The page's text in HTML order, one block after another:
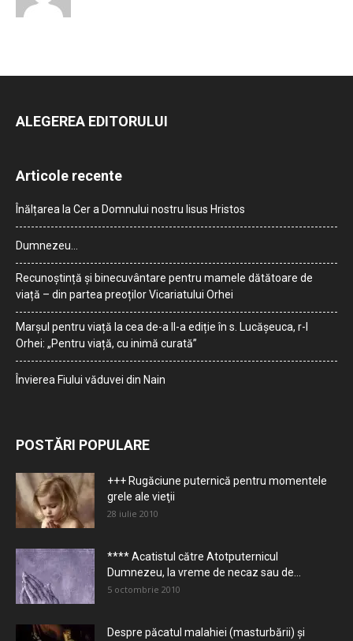
ALEGEREA EDITORULUI
Articole recente
Înălțarea la Cer a Domnului nostru Iisus Hristos
Dumnezeu…
Recunoștință și binecuvântare pentru mamele dătătoare de
viață – din partea preoților Vicariatului Orhei
Marșul pentru viață la cea de-a II-a ediție în s. Lucășeuca, r-l
Orhei: „Pentru viață, cu inimă curată”
Învierea Fiului văduvei din Nain
POSTĂRI POPULARE
+++ Rugăciune puternică pentru momentele
grele ale vieţii
28 iulie 2010
**** Acatistul către Atotputernicul
Dumnezeu, la vreme de necaz sau de...
5 octombrie 2010
Despre păcatul malahiei (masturbării) şi